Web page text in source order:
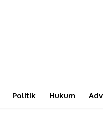
Politik Hukum